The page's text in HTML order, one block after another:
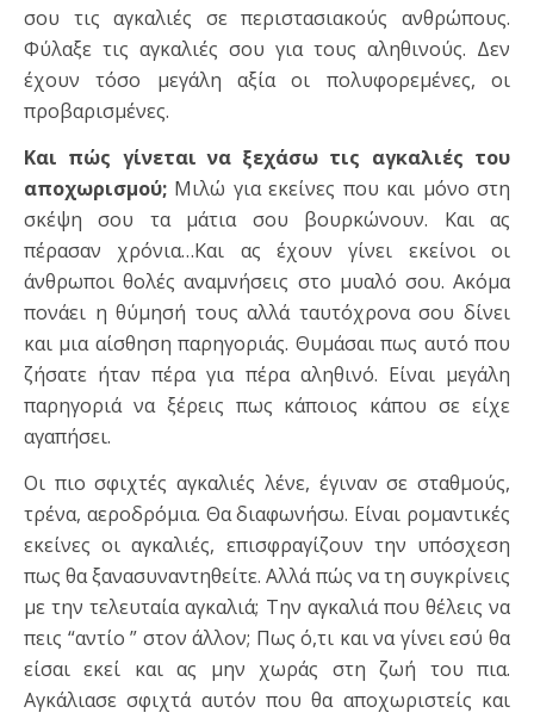
σου τις αγκαλιές σε περιστασιακούς ανθρώπους.
Φύλαξε τις αγκαλιές σου για τους αληθινούς. Δεν
έχουν τόσο μεγάλη αξία οι πολυφορεμένες, οι
προβαρισμένες.
Και πώς γίνεται να ξεχάσω τις αγκαλιές του
αποχωρισμού; Μιλώ για εκείνες που και μόνο στη
σκέψη σου τα μάτια σου βουρκώνουν. Και ας
πέρασαν χρόνια…Και ας έχουν γίνει εκείνοι οι
άνθρωποι θολές αναμνήσεις στο μυαλό σου. Ακόμα
πονάει η θύμησή τους αλλά ταυτόχρονα σου δίνει
και μια αίσθηση παρηγοριάς. Θυμάσαι πως αυτό που
ζήσατε ήταν πέρα για πέρα αληθινό. Είναι μεγάλη
παρηγοριά να ξέρεις πως κάποιος κάπου σε είχε
αγαπήσει.
Οι πιο σφιχτές αγκαλιές λένε, έγιναν σε σταθμούς,
τρένα, αεροδρόμια. Θα διαφωνήσω. Είναι ρομαντικές
εκείνες οι αγκαλιές, επισφραγίζουν την υπόσχεση
πως θα ξανασυναντηθείτε. Αλλά πώς να τη συγκρίνεις
με την τελευταία αγκαλιά; Την αγκαλιά που θέλεις να
πεις “αντίο ” στον άλλον; Πως ό,τι και να γίνει εσύ θα
είσαι εκεί και ας μην χωράς στη ζωή του πια.
Αγκάλιασε σφιχτά αυτόν που θα αποχωριστείς και